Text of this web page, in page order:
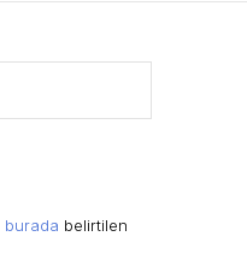
burada belirtilen